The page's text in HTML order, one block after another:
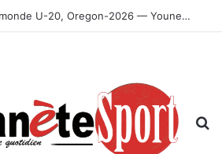
Championnats du monde U-20, Oregon-2026 — Younes Ayachi décroche la médaille d’or